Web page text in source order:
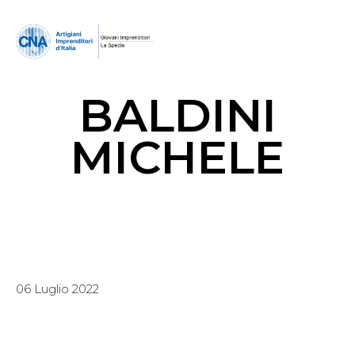
BALDINI
MICHELE
06 Luglio 2022